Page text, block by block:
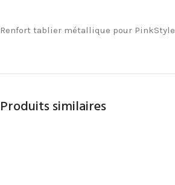
Renfort tablier métallique pour PinkStyle
Produits similaires